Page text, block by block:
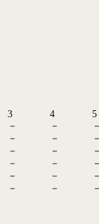
3
－
－
－
－
－
－
4
－
－
－
－
－
－
5
－
－
－
－
－
－